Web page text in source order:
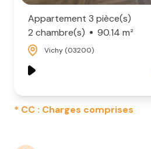
Appartement 3 pièce(s)
2 chambre(s)
90.14 m²
Vichy (03200)
* CC : Charges comprises